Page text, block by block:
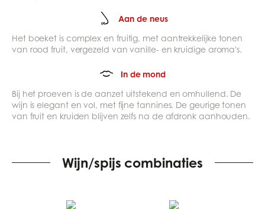
Aan de neus
Het boeket is complex en fruitig, met aantrekkelijke tonen
van rood fruit, vergezeld van vanille- en kruidige aroma's.
In de mond
Bij het proeven is de aanzet uitstekend en omhullend. De
wijn is elegant en vol, met fijne tannines. De geurige tonen
van fruit en kruiden blijven zelfs na de afdronk aanhouden.
Wijn/spijs combinaties